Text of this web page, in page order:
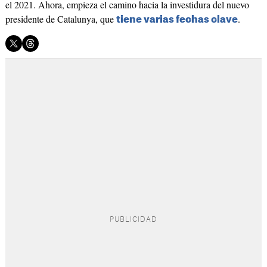
el 2021. Ahora, empieza el camino hacia la investidura del nuevo
presidente de Catalunya, que tiene varias fechas clave.